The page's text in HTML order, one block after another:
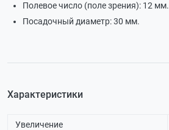
Полевое число (поле зрения): 12 мм.
Посадочный диаметр: 30 мм.
Характеристики
Увеличение